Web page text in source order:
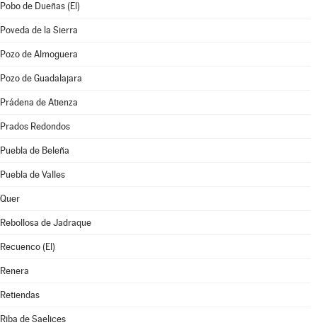
Pobo de Dueñas (El)
Poveda de la Sierra
Pozo de Almoguera
Pozo de Guadalajara
Prádena de Atienza
Prados Redondos
Puebla de Beleña
Puebla de Valles
Quer
Rebollosa de Jadraque
Recuenco (El)
Renera
Retiendas
Riba de Saelices